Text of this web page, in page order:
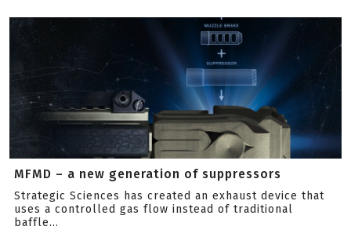
MFMD – a new generation of suppressors
Strategic Sciences has created an exhaust device that
uses a controlled gas flow instead of traditional
baffle...